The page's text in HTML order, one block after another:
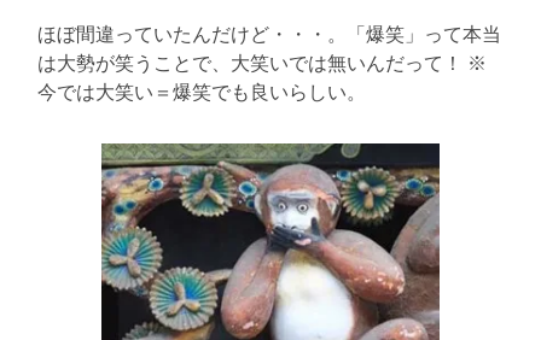
ほぼ間違っていたんだけど・・・。「爆笑」って本当
は大勢が笑うことで、大笑いでは無いんだって！ ※
今では大笑い＝爆笑でも良いらしい。